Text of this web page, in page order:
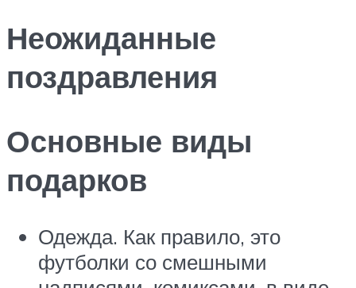
Неожиданные
поздравления
Основные виды
подарков
Одежда. Как правило, это
футболки со смешными